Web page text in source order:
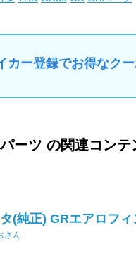
ー登録でお得なクー
ーツ の関連コンテ
タ(純正) GRエアロフィ
さん